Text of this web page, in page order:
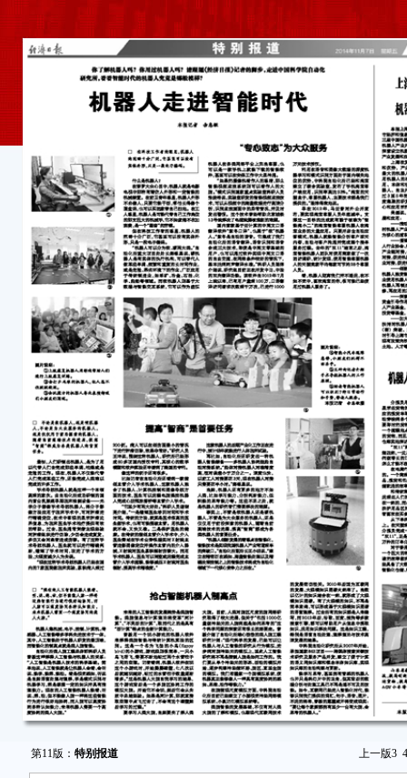
第11版： 特别报道 上一版3 4